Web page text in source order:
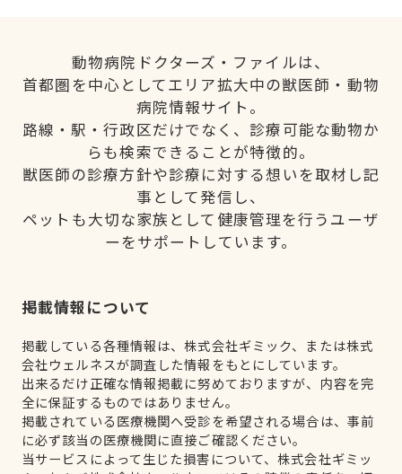
動物病院ドクターズ・ファイルは、
首都圏を中心としてエリア拡大中の獣医師・動物
病院情報サイト。
路線・駅・行政区だけでなく、診療可能な動物か
らも検索できることが特徴的。
獣医師の診療方針や診療に対する想いを取材し記
事として発信し、
ペットも大切な家族として健康管理を行うユーザ
ーをサポートしています。
掲載情報について
掲載している各種情報は、株式会社ギミック、または株式
会社ウェルネスが調査した情報をもとにしています。
出来るだけ正確な情報掲載に努めておりますが、内容を完
全に保証するものではありません。
掲載されている医療機関へ受診を希望される場合は、事前
に必ず該当の医療機関に直接ご確認ください。
当サービスによって生じた損害について、株式会社ギミッ